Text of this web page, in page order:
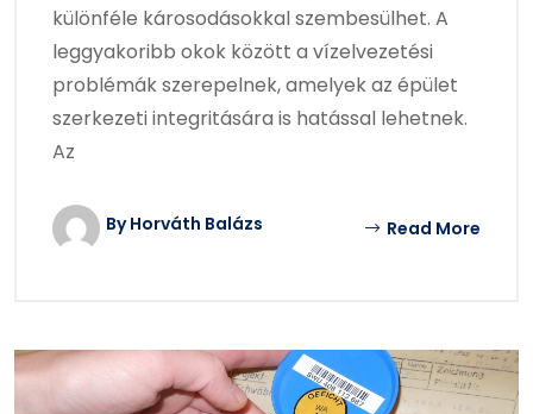
különféle károsodásokkal szembesülhet. A
leggyakoribb okok között a vízelvezetési
problémák szerepelnek, amelyek az épület
szerkezeti integritására is hatással lehetnek.
Az
By Horváth Balázs Read More